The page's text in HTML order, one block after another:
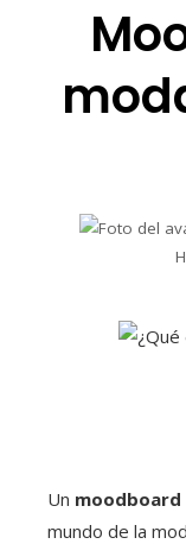
Un moodboard
mundo de la